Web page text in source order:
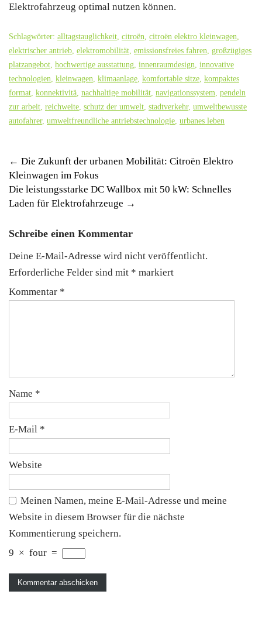
Elektrofahrzeug optimal nutzen können.
Schlagwörter: alltagstauglichkeit citroën citroën elektro kleinwagen
elektrischer antrieb elektromobilität emissionsfreies fahren großzügiges
platzangebot hochwertige ausstattung innenraumdesign innovative
technologien kleinwagen klimaanlage komfortable sitze kompaktes
format konnektivitä nachhaltige mobilität navigationssystem pendeln
zur arbeit reichweite schutz der umwelt stadtverkehr, umweltbewusste
autofahrer, umweltfreundliche antriebstechnologie urbanes leben
Post
navigation
← Die Zukunft der urbanen Mobilität: Citroën Elektro
Kleinwagen im Fokus
Die leistungsstarke DC Wallbox mit 50 kW: Schnelles
Laden für Elektrofahrzeuge →
Schreibe einen Kommentar
Deine E-Mail-Adresse wird nicht veröffentlicht.
Erforderliche Felder sind mit * markiert
Kommentar *
Name *
E-Mail *
Website
Meinen Namen, meine E-Mail-Adresse und meine
Website in diesem Browser für die nächste
Kommentierung speichern.
9 × four =